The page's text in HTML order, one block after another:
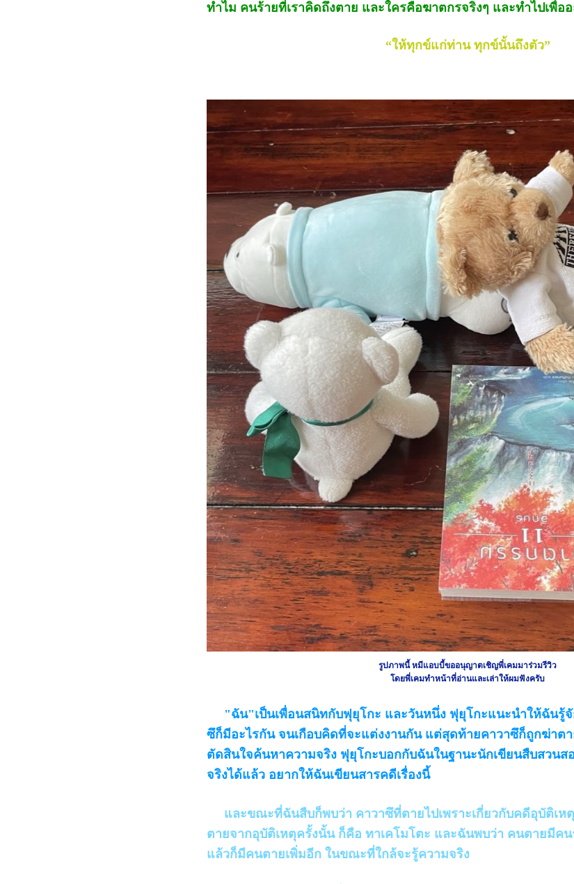
ทำไม คนร้ายที่เราคิดถึงตาย และใครคือฆาตกรจริงๆ และทำไปเพื่ออ
“ให้ทุกข์แก่ท่าน ทุกข์นั้นถึงตัว”
รูปภาพนี้ หมีแอบบี้ขออนุญาตเชิญพี่เคมมาร่วมรีวิว
โดยพี่เคมทำหน้าที่อ่านและเล่าให้ผมฟังครับ
"ฉัน"เป็นเพื่อนสนิทกับฟุยุโกะ และวันหนึ่ง ฟุยุโกะแนะนำให้ฉันรู้จั
ซึก็มีอะไรกัน จนเกือบคิดที่จะแต่งงานกัน แต่สุดท้ายคาวาซึก็ถูกฆ่าต
ตัดสินใจค้นหาความจริง ฟุยุโกะบอกกับฉันในฐานะนักเขียนสืบสวน
จริงได้แล้ว อยากให้ฉันเขียนสารคดีเรื่องนี้
และขณะที่ฉันสืบก็พบว่า คาวาซึที่ตายไปเพราะเกี่ยวกับคดีอุบัติเห
ตายจากอุบัติเหตุครั้งนั้น ก็คือ ทาเคโมโตะ และฉันพบว่า คนตายมีค
แล้วก็มีคนตายเพิ่มอีก ในขณะที่ใกล้จะรู้ความจริง